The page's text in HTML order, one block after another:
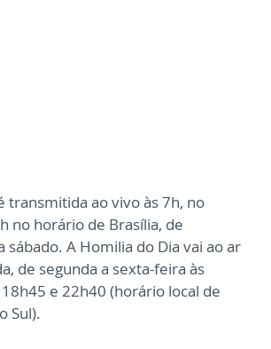
transmitida ao vivo às 7h, no
no horário de Brasília, de
sábado. A Homilia do Dia vai ao ar
de segunda a sexta-feira às
e 22h40 (horário local de
Sul).